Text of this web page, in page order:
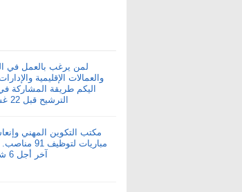
لمن يرغب بالعمل في
والعمالات الإقليمية
اليكم طريقة المشاركة
الترشيح قبل 22 غشت 2026
مكتب التكوين المهني
آخر أجل 6 شتنبر 2026